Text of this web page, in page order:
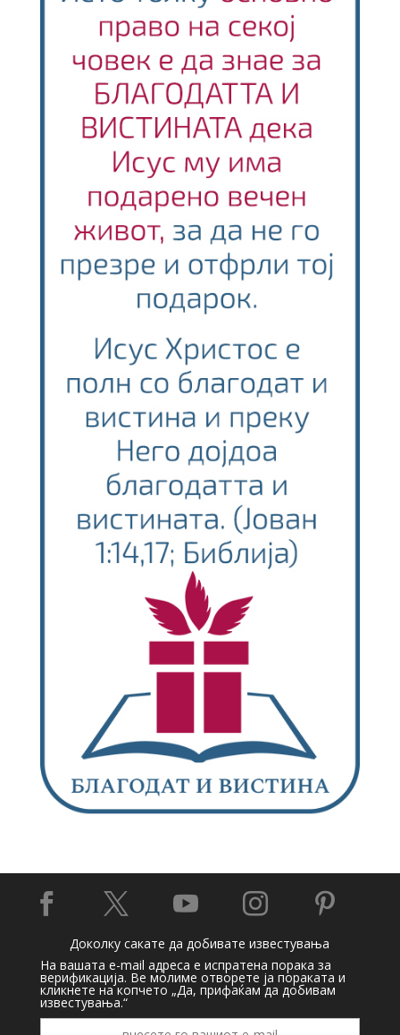
    
Доколку сакате да добивате известувања
На вашата e-mail адреса е испратена порака за
верификација. Ве молиме отворете ја пораката и
кликнете на копчето „Да, прифаќам да добивам
известувања.“